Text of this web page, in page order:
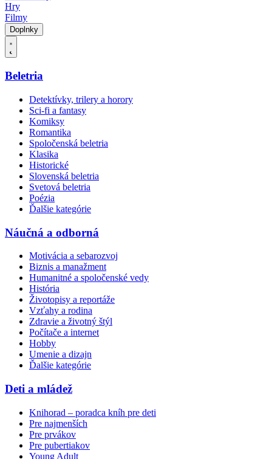
Hry
Filmy
Doplnky
Beletria
Detektívky, trilery a horory
Sci-fi a fantasy
Komiksy
Romantika
Spoločenská beletria
Klasika
Historické
Slovenská beletria
Svetová beletria
Poézia
Ďalšie kategórie
Náučná a odborná
Motivácia a sebarozvoj
Biznis a manažment
Humanitné a spoločenské vedy
História
Životopisy a reportáže
Vzťahy a rodina
Zdravie a životný štýl
Počítače a internet
Hobby
Umenie a dizajn
Ďalšie kategórie
Deti a mládež
Knihorad – poradca kníh pre deti
Pre najmenších
Pre prvákov
Pre pubertiakov
Young Adult